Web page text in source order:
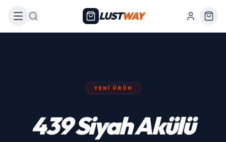
Arama LUSTWAY
YENI ÜRÜN
439 Siyah Akülü